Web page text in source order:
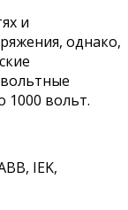
и
однако,
1000 вольт.
IEK,